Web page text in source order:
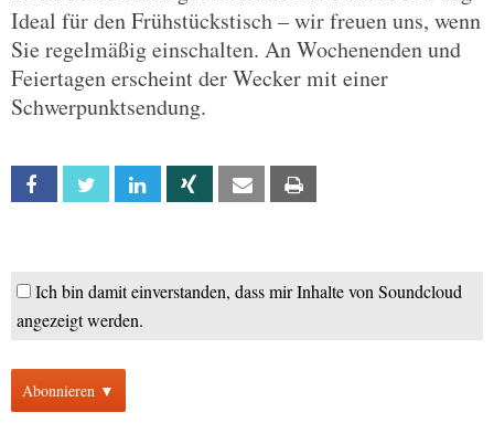
Ideal für den Frühstückstisch – wir freuen uns, wenn
Sie regelmäßig einschalten. An Wochenenden und
Feiertagen erscheint der Wecker mit einer
Schwerpunktsendung.
Facebook Twitter Linkedin Xing Email
Ich bin damit einverstanden, dass mir Inhalte von Soundcloud
angezeigt werden.
Abonnieren ▼